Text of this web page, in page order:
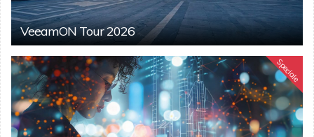
VeeamON Tour 2026
Speciale